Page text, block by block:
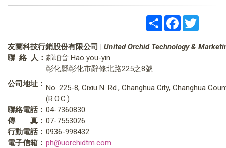
Share Facebook
友蘭科技行銷股份有限公司 | United Orchid Technology &
聯 絡 人： 郝岫音 Hao you-yin
公司地址：
彰化縣彰化市辭修北路225之8號
No. 225-8, Cixiu N. Rd., Changhua City, Changhua
(R.O.C.)
聯絡電話： 04-7360830
傳 真： 07-7553026
行動電話： 0936-998432
電子信箱： ph@uorchidtm.com